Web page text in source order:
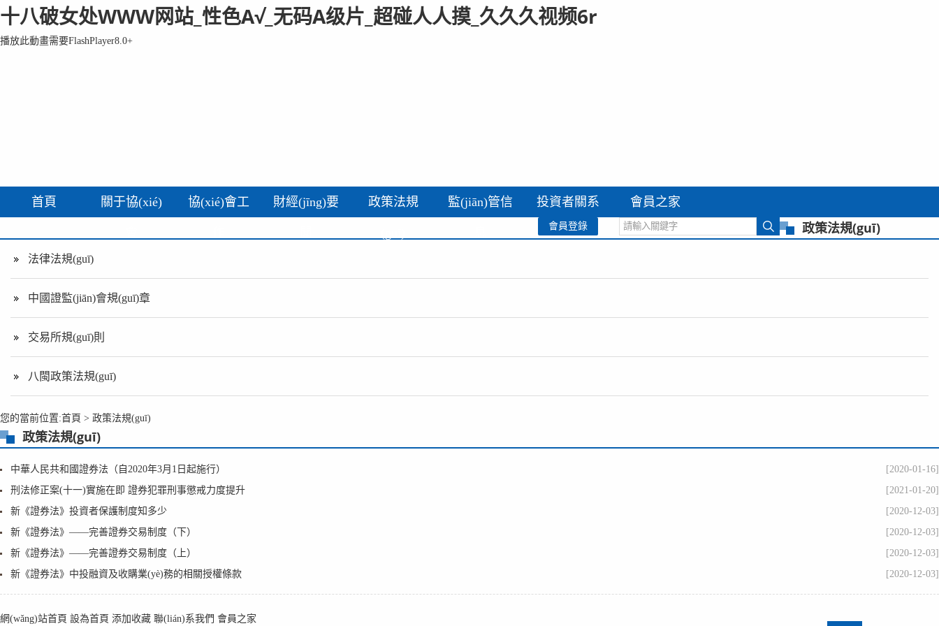
十八破女处WWW网站_性色A√_无码A级片_超碰人人摸_久久久视频6r
播放此動畫需要FlashPlayer8.0+
首頁 關于協(xié) 協(xié)會工 財經(jīng)要 政策法規 監(jiān)管信 投資者關系 會員之家
會員登錄 政策法規(guī)
法律法規(guī)
中國證監(jiān)會規(guī)章
交易所規(guī)則
八閩政策法規(guī)
您的當前位置:首頁 > 政策法規(guī)
政策法規(guī)
[2020-01-16]
中華人民共和國證券法（自2020年3月1日起施行）
[2021-01-20]
刑法修正案(十一)實施在即 證券犯罪刑事懲戒力度提升
[2020-12-03]
新《證券法》投資者保護制度知多少
[2020-12-03]
新《證券法》——完善證券交易制度（下）
[2020-12-03]
新《證券法》——完善證券交易制度（上）
[2020-12-03]
新《證券法》中投融資及收購業(yè)務的相關授權條款
網(wǎng)站首頁 設為首頁 添加收藏 聯(lián)系我們 會員之家